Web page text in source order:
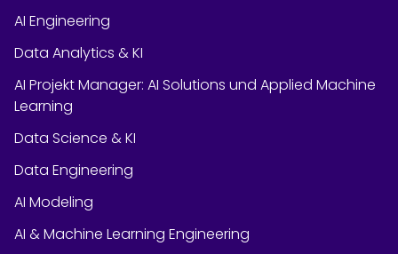
AI Engineering
Data Analytics & KI
AI Projekt Manager: AI Solutions und Applied Machine
Learning
Data Science & KI
Data Engineering
AI Modeling
AI & Machine Learning Engineering